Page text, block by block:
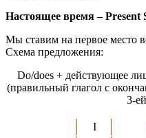
Настоящее время –Present
Мы ставим на первое место
Схема предложения:
Do/does + действующее
(правильный глагол с
3-
I